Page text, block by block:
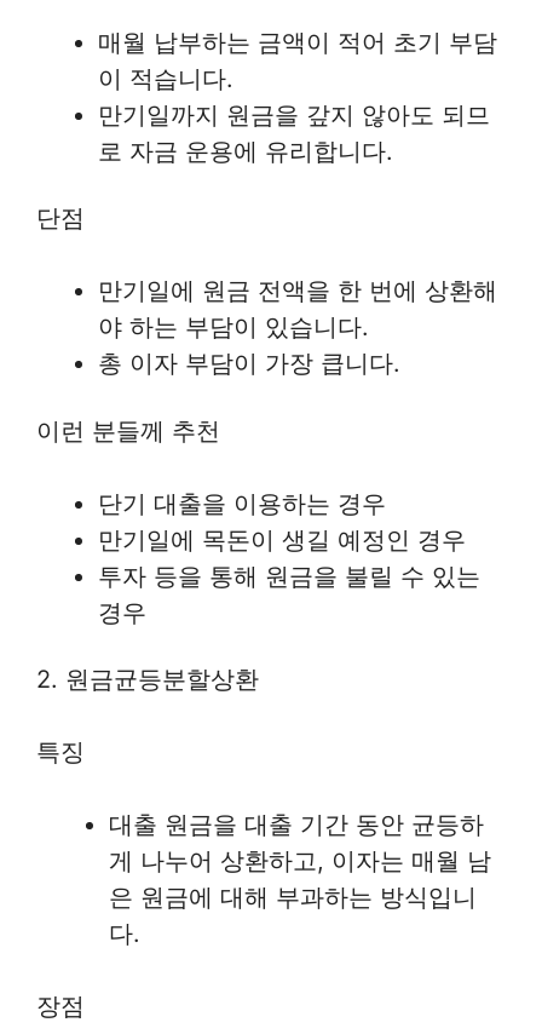
매월 납부하는 금액이 적어 초기 부담
이 적습니다.
만기일까지 원금을 갚지 않아도 되므
로 자금 운용에 유리합니다.
단점
만기일에 원금 전액을 한 번에 상환해
야 하는 부담이 있습니다.
총 이자 부담이 가장 큽니다.
이런 분들께 추천
단기 대출을 이용하는 경우
만기일에 목돈이 생길 예정인 경우
투자 등을 통해 원금을 불릴 수 있는
경우
2. 원금균등분할상환
특징
대출 원금을 대출 기간 동안 균등하
게 나누어 상환하고, 이자는 매월 남
은 원금에 대해 부과하는 방식입니
다.
장점